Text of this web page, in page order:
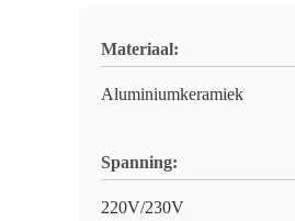
Materiaal:
Aluminiumkeramiek
Spanning:
220V/230V